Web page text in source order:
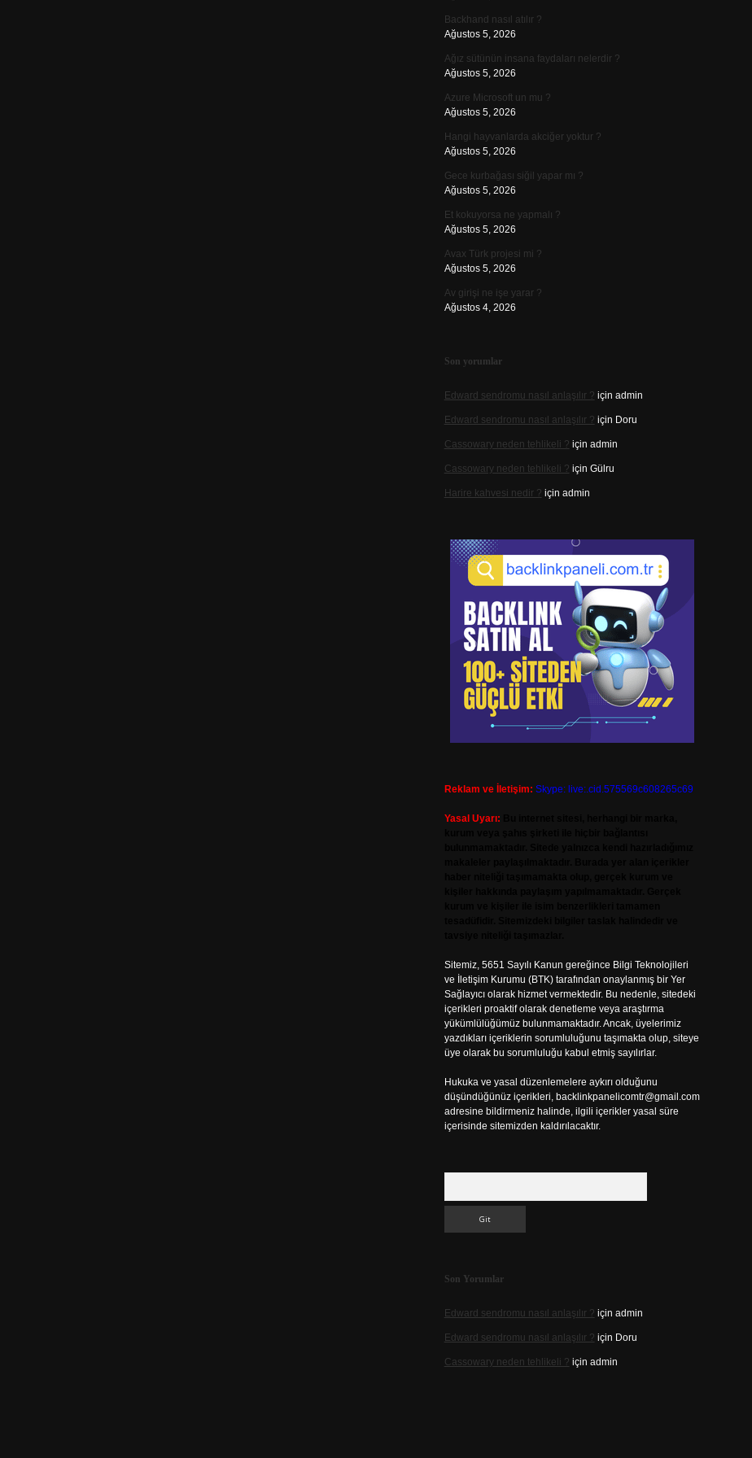
Backhand nasıl atılır ?
Ağustos 5, 2026
Ağız sütünün insana faydaları nelerdir ?
Ağustos 5, 2026
Azure Microsoft un mu ?
Ağustos 5, 2026
Hangi hayvanlarda akciğer yoktur ?
Ağustos 5, 2026
Gece kurbağası siğil yapar mı ?
Ağustos 5, 2026
Et kokuyorsa ne yapmalı ?
Ağustos 5, 2026
Avax Türk projesi mi ?
Ağustos 5, 2026
Av girişi ne işe yarar ?
Ağustos 4, 2026
Son yorumlar
Edward sendromu nasıl anlaşılır ? için admin
Edward sendromu nasıl anlaşılır ? için Doru
Cassowary neden tehlikeli ? için admin
Cassowary neden tehlikeli ? için Gülru
Harire kahvesi nedir ? için admin
Reklam ve İletişim: Skype: live:.cid.575569c608265c69
Yasal Uyarı:
Sitemiz, 5651 Sayılı Kanun gereğince Bilgi Teknolojileri
ve İletişim Kurumu (BTK) tarafından onaylanmış bir Yer
Sağlayıcı olarak hizmet vermektedir. Bu nedenle, sitedeki
içerikleri proaktif olarak denetleme veya araştırma
yükümlülüğümüz bulunmamaktadır. Ancak, üyelerimiz
yazdıkları içeriklerin sorumluluğunu taşımakta olup, siteye
üye olarak bu sorumluluğu kabul etmiş sayılırlar.
Hukuka ve yasal düzenlemelere aykırı olduğunu
düşündüğünüz içerikleri, backlinkpanelicomtr@gmail.com
adresine bildirmeniz halinde, ilgili içerikler yasal süre
içerisinde sitemizden kaldırılacaktır.
Son Yorumlar
Edward sendromu nasıl anlaşılır ? için admin
Edward sendromu nasıl anlaşılır ? için Doru
Cassowary neden tehlikeli ? için admin